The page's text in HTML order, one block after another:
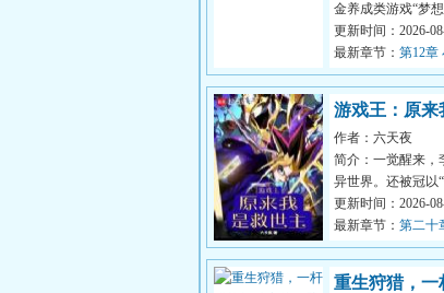
金养成类游戏“梦
的燕京城。开局超
花茶，...
更新时间：2026-
最新章节： 第12章
重
游戏王：原来
主？
作者：六天夜
简介：一觉醒来，
异世界。还被冠以
卡斗士”这种又长
后要...
更新时间：2026-
最新章节： 第二十
师（求追读）
重生狩猎，一